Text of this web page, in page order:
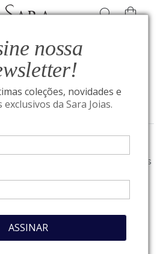
nossa
coleções, novidades e
da Sara Joias.
ASSINAR
não foi encontrada
algum produto, clique em um dos
no menu acima.
tipo de informação, entre em
através do nosso